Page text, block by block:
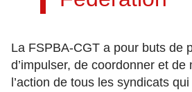
La FSPBA-CGT a pour buts de
d’impulser, de coordonner et
l’action de tous les syndicats